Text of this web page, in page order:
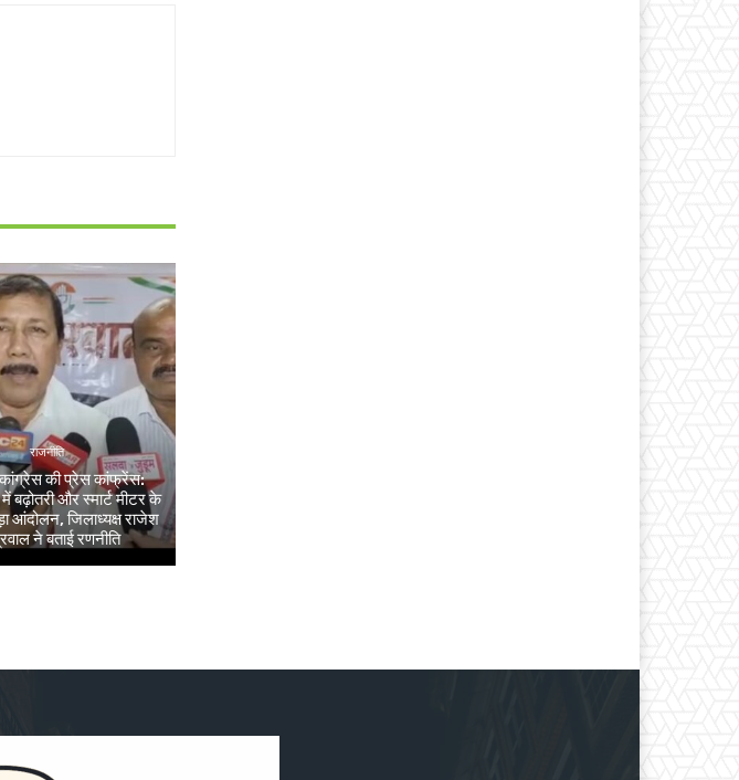
राजनीति
कांग्रेस की प्रेस कांफ्रेंस:
बढ़ोतरी और स्मार्ट मीटर के
आंदोलन, जिलाध्यक्ष राजेश
ने बताई रणनीति